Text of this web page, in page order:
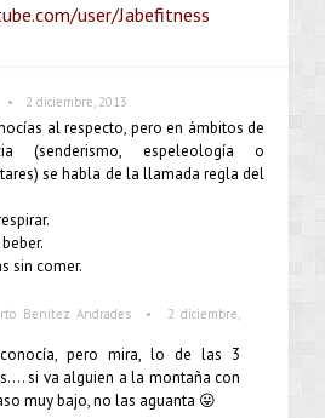
user/Jabefitness
• 2 diciembre, 2013
al respecto, pero en ámbitos de
(senderismo, espeleología o
se habla de la llamada regla del
sin comer.
Benítez Andrades •
2 diciembre,
pero mira, lo de las 3
si va alguien a la montaña con
muy bajo, no las aguanta 😛